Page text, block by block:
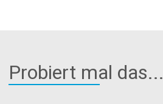
Probiert mal das...